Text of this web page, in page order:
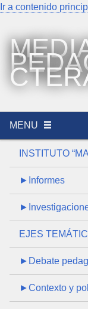
Ir a contenido
MENU
INSTITUTO
►Informes
EJES
►Debate
►Contexto y